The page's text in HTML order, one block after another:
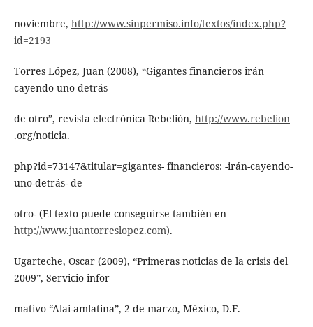
noviembre, http://www.sinpermiso.info/textos/index.php?
id=2193
Torres López, Juan (2008), “Gigantes financieros irán
cayendo uno detrás
de otro”, revista electrónica Rebelión, http://www.rebelion
.org/noticia.
php?id=73147&titular=gigantes- financieros: -irán-cayendo-
uno-detrás- de
otro- (El texto puede conseguirse también en
http://www.juantorreslopez.com).
Ugarteche, Oscar (2009), “Primeras noticias de la crisis del
2009”, Servicio infor
mativo “Alai-amlatina”, 2 de marzo, México, D.F.